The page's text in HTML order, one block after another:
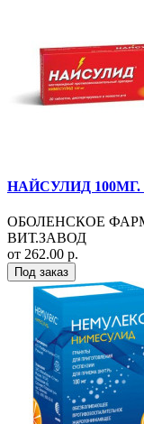
НАЙСУЛИД
ОБОЛЕНСКОЕ
ВИТ.ЗАВОД
от 262.00 р.
Под заказ